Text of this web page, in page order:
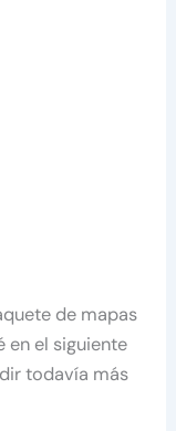
de mapas
en el siguiente
todavía más